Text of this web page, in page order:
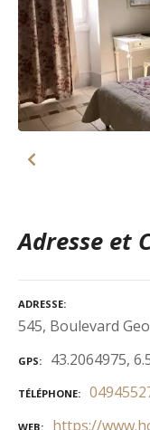
Adresse et
ADRESSE
545, Boulevard
GPS 43.2064975,
TÉLÉPHONE
WEB https://